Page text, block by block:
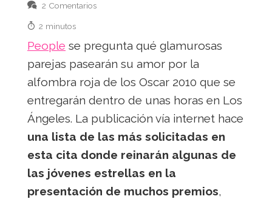
2 Comentarios
2 minutos
People se pregunta qué glamurosas
parejas pasearán su amor por la
alfombra roja de los Oscar 2010 que se
entregarán dentro de unas horas en Los
Ángeles. La publicación vía internet hace
una lista de las más solicitadas en
esta cita donde reinarán algunas de
las jóvenes estrellas en la
presentación de muchos premios,